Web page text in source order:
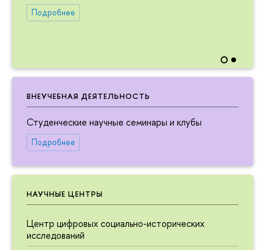
Подробнее
ВНЕУЧЕБНАЯ ДЕЯТЕЛЬНОСТЬ
Студенческие научные семинары и клубы
Подробнее
НАУЧНЫЕ ЦЕНТРЫ
Центр цифровых социально-исторических
исследований